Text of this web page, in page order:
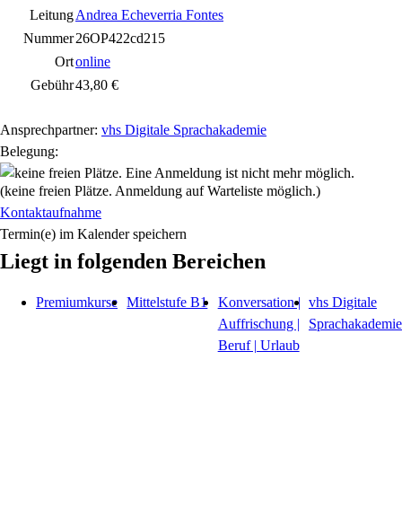
LeitungAndrea Echeverria Fontes
Nummer26OP422cd215
Ortonline
Gebühr43,80 €
Ansprechpartner: vhs Digitale Sprachakademie
Belegung:
(keine freien Plätze. Anmeldung auf Warteliste möglich.)
Kontaktaufnahme
Termin(e) im Kalender speichern
Liegt in folgenden Bereichen
Premiumkurse Mittelstufe B1
Konversation |
Auffrischung |
Beruf | Urlaub
vhs Digitale
Sprachakademie